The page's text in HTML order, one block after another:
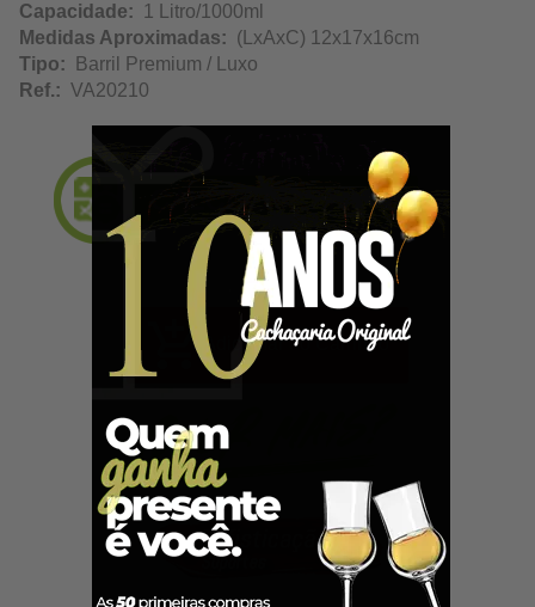
Capacidade: 1 Litro/1000ml
Medidas Aproximadas: (LxAxC) 12x17x16cm
Tipo: Barril Premium / Luxo
Ref.: VA20210
Adicionar ao Carrinho